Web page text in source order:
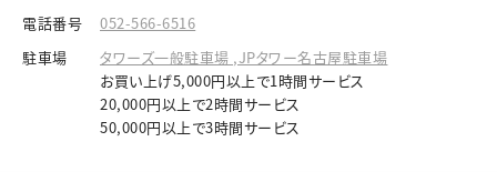
電話番号
052-566-6516
駐車場
タワーズ一般駐車場 ,JPタワー名古屋駐車場
お買い上げ5,000円以上で1時間サービス
20,000円以上で2時間サービス
50,000円以上で3時間サービス